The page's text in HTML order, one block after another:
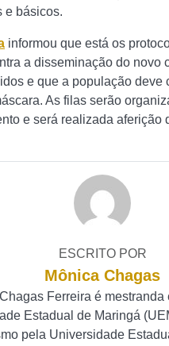
e básicos.
informou que está os
a disseminação do novo
e que a população deve
As filas serão
e será realizada aferição
ESCRITO POR
Mônica Chagas
Ferreira é mestranda
Estadual de Maringá
pela Universidade